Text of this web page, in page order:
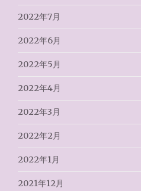
2022年7月
2022年6月
2022年5月
2022年4月
2022年3月
2022年2月
2022年1月
2021年12月